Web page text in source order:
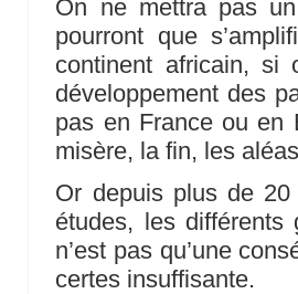
On ne mettra pas
pourront que
continent africain, si
développement des
pas en France ou en
misère, la fin, les
Or depuis plus de
études, les
n’est pas qu’une
certes insuffisante.